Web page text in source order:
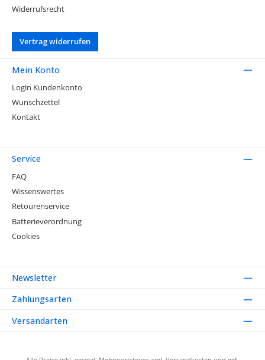
Widerrufsrecht
Vertrag widerrufen
Mein Konto
Login Kundenkonto
Wunschzettel
Kontakt
Service
FAQ
Wissenswertes
Retourenservice
Batterieverordnung
Cookies
Newsletter
Zahlungsarten
Versandarten